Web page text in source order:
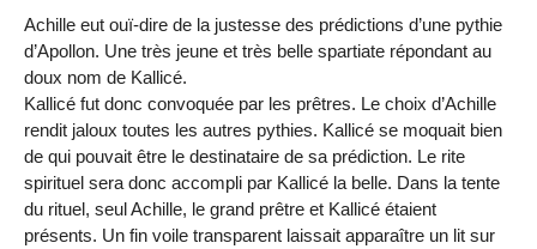
Achille eut ouï-dire de la justesse des prédictions d’une pythie
d’Apollon. Une très jeune et très belle spartiate répondant au
doux nom de Kallicé.
Kallicé fut donc convoquée par les prêtres. Le choix d’Achille
rendit jaloux toutes les autres pythies. Kallicé se moquait bien
de qui pouvait être le destinataire de sa prédiction. Le rite
spirituel sera donc accompli par Kallicé la belle. Dans la tente
du rituel, seul Achille, le grand prêtre et Kallicé étaient
présents. Un fin voile transparent laissait apparaître un lit sur